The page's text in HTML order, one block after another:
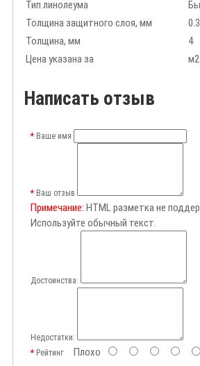
Тип линолеума
Толщина защитного слоя, мм
0.3
Толщина, мм
4
Цена указана за
м2
Написать отзыв
Ваше имя
Ваш отзыв
Примечание: HTML разметка не
Используйте обычный текст.
Достоинства:
Недостатки:
РейтингПлохо